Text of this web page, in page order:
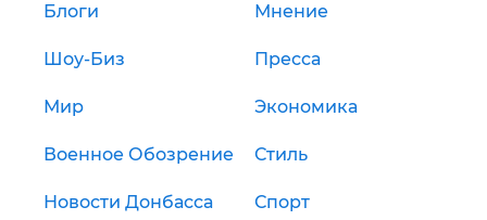
Блоги Мнение
Шоу-Биз Пресса
Мир Экономика
Военное Обозрение Стиль
Новости Донбасса Спорт